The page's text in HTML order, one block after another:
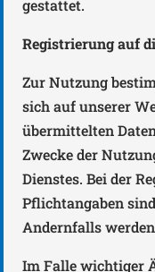
gestattet.
Registrierung auf
Zur Nutzung
sich auf unserer
übermittelten
Zwecke der
Dienstes. Bei der
Pflichtangaben
Andernfalls
Im Falle wichtiger